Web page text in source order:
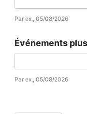
Date
Par ex., 05/08/2026
Événements
Date
Par ex., 05/08/2026